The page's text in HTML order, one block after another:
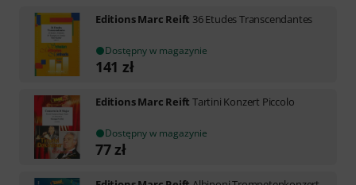
Editions Marc Reift 36 Etudes Transcendantes
Dostępny w magazynie
141 zł
Editions Marc Reift Tartini Konzert Piccolo
Dostępny w magazynie
77zł